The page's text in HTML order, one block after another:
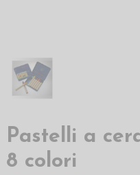
Pastelli a
8 colori